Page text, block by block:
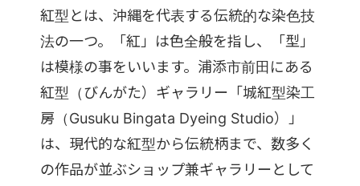
紅型とは、沖縄を代表する伝統的な染色技
法の一つ。「紅」は色全般を指し、「型」
は模様の事をいいます。浦添市前田にある
紅型（びんがた）ギャラリー「城紅型染工
房（Gusuku Bingata Dyeing Studio）」
は、現代的な紅型から伝統柄まで、数多く
の作品が並ぶショップ兼ギャラリーとして